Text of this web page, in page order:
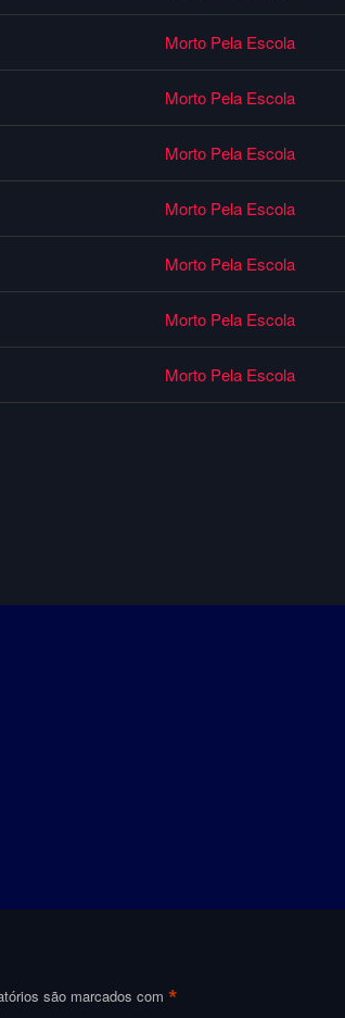
Morto Pela Escola
Morto Pela Escola
Morto Pela Escola
Morto Pela Escola
Morto Pela Escola
Morto Pela Escola
Morto Pela Escola
são marcados com*